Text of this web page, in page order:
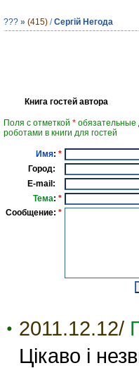
??? » (415) /Сергій Негода
Книга гостей автора
Поля с отметкой * обязательные
роботами в книги для гостей
Имя: *
Город:
E-mail:
Тема: *
Сообщение: *
2011.12.12/
Цікаво і